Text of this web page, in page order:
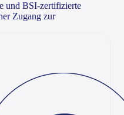
und BSI-zertifizierte
Zugang zur